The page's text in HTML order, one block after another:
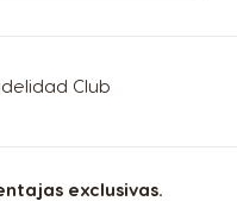
Club
exclusivas.